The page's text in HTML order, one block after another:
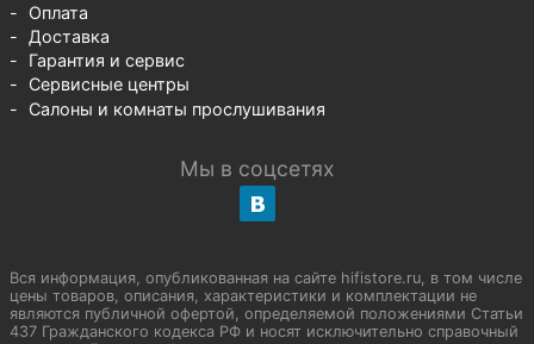
Оплата
Доставка
Гарантия и сервис
Сервисные центры
Салоны и комнаты прослушивания
Мы в соцсетях
Вся информация, опубликованная на сайте hifistore.ru, в том числе
цены товаров, описания, характеристики и комплектации не
являются публичной офертой, определяемой положениями Статьи
437 Гражданского кодекса РФ и носят исключительно справочный